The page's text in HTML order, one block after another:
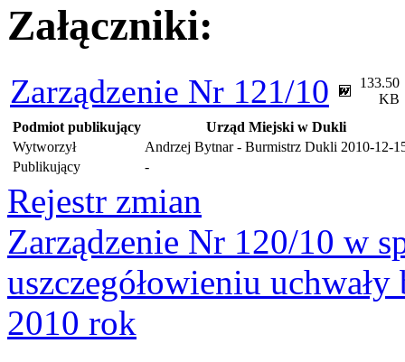
Załączniki:
Zarządzenie Nr 121/10
133.50
KB
Podmiot publikujący
Urząd Miejski w Dukli
Wytworzył
Andrzej Bytnar - Burmistrz Dukli 2010-12-
Publikujący
-
Rejestr zmian
Zarządzenie Nr 120/10 w
uszczegółowieniu
2010 rok